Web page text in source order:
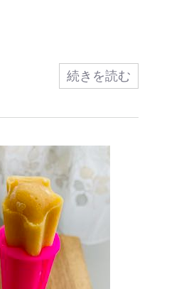
続きを読む